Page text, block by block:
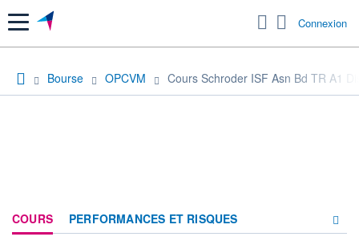
Menu Connexion
Bourse OPCVM Cours Schroder ISF Asn Bd TR A1
COURS PERFORMANCES ET RISQUES